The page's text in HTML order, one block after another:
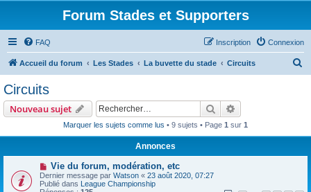
Forum Stades et Supporters
FAQ Connexion
Inscription
Accueil du forum Les Stades La buvette du stade Circuits
Circuits
Nouveau sujet Rechercher
Marquer les sujets comme lus • 9 sujets • Page 1 sur 1
Annonces
Vie du forum, modération, etc
Dernier message par Watson « 23 août 2020, 07:27
Publié dans League Championship